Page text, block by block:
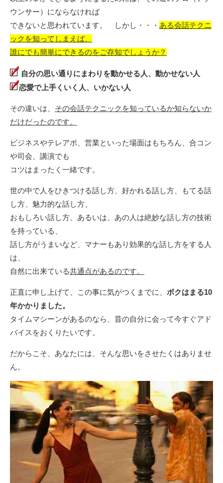
ウンサー）にならなければ
できないと思われています。 しかし・・・ ある会話テクニ
ックを知ってしまえば、
誰にでも簡単にできるのをご存知でしょうか？
自分の思い通りにまわりを動かせる人、動かせない人
恋愛で上手くいく人、いかない人
その違いは、 その会話テクニックを知っているか知らないか
だけだったのです。
ビジネスやテレアポ、営業といった場面はもちろん、合コン
や司会、講演でも
コツはまったく一緒です。
世の中で人をひきつける話し方、好かれる話し方、もてる話
し方、魅力的な話し方、
おもしろい話し方、あるいは、あの人は絶妙な話し方の技術
を持っている、
話し方がうまいなど、マナーもあり効果的な話し方をする人
は、
自然に出来ている共通点があるのです。
正直に申し上げて、この事に気がつくまでに、 ボクはまる10
年かかりました。
タイムマシーンがあるのなら、昔の自分に会って今すぐアド
バイスをおくりたいです。
だからこそ、あなたには、そんな思いをさせたくはありませ
ん。